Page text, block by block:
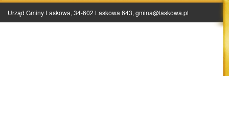
Urząd Gminy Laskowa, 34-602 Laskowa 643, gmina@laskowa.pl